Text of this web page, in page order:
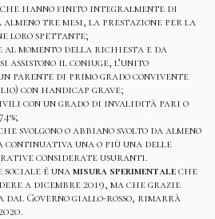
hanno finito integralmente di
almeno tre mesi, la prestazione per la
loro spettante;
al momento della richiesta e da
assistono il coniuge, l’unito
parente di primo grado convivente
con handicap grave;
con un grado di invalidità pari o
svolgono o abbiano svolto da almeno
continuativa una o più una delle
considerate usuranti.
sociale è unamisura sperimentaleche
a dicembre 2019, ma che grazie
Governo giallo-rosso, rimarrà